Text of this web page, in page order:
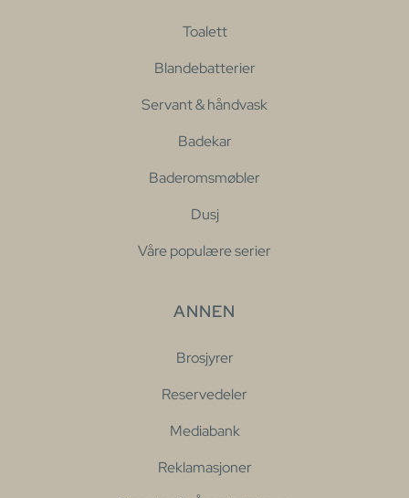
Toalett
Blandebatterier
Servant & håndvask
Badekar
Baderomsmøbler
Dusj
Våre populære serier
ANNEN
Brosjyrer
Reservedeler
Mediabank
Reklamasjoner